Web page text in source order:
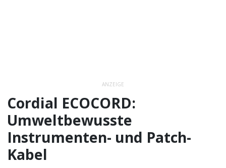
ANZEIGE
Cordial ECOCORD:
Umweltbewusste
Instrumenten- und Patch-
Kabel